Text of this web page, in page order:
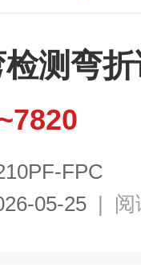
测弯
FPC
05-25 | 阅